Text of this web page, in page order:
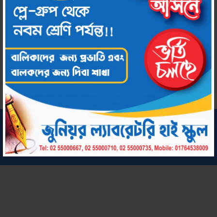
Download
সর্বস্বত্ব সংরক্ষিত © ২০২২ জুনিয়র ল্যাবরেটরি হাই স্কুল
কারিগরি সহায়তায়: Amar S chool by Amar Uddog Limited